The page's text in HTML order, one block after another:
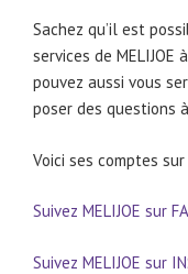
Sachez qu’il est
services de MELIJOE
pouvez aussi vous
poser des questions
Voici ses comptes
Suivez MELIJOE sur
Suivez MELIJOE sur